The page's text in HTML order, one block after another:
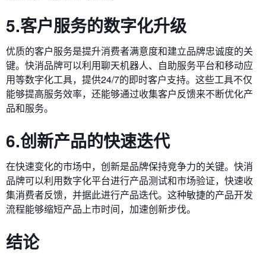
5.客户服务的数字化升级
优质的客户服务是提升消费者满意度和建立品牌忠诚度的关
键。快消品牌可以利用聊天机器人、自助服务平台和移动应
用等数字化工具，提供24/7的即时客户支持。这些工具不仅
能够提高服务效率，还能够通过收集客户反馈来不断优化产
品和服务。
6.创新产品的快速迭代
在快速变化的市场中，创新是品牌保持竞争力的关键。快消
品牌可以利用数字化平台进行产品测试和市场验证，快速收
集消费者反馈，并据此进行产品迭代。这种敏捷的产品开发
流程能够缩短产品上市时间，加速创新步伐。
结论